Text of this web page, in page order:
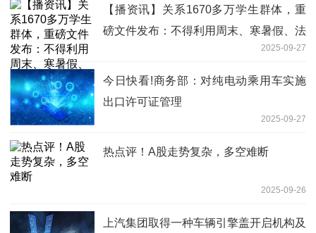
【播资讯】关系1670多万学生群体，重
磅文件发布：不得利用周末、寒暑假、法
定节假日集中上课补课或组织测评2025-09-27
今日快看!商务部：对纯电动乘用车实施
出口许可证管理
2025-09-27
热点评！A股走势复杂，多空难断
2025-09-26
上汽集团取得一种车辆引擎盖开启机构及